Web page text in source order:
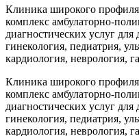
Клиника широкого
комплекс амбулаторно-
диагностических услуг
гинекология, педиатрия,
кардиология, неврология,
Клиника широкого
комплекс амбулаторно-
диагностических услуг
гинекология, педиатрия,
кардиология, неврология,